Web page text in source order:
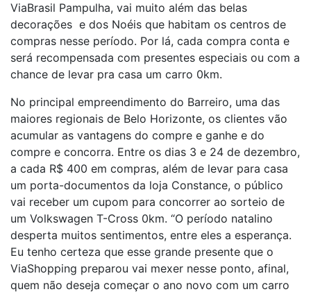
ViaBrasil Pampulha, vai muito além das belas
decorações e dos Noéis que habitam os centros de
compras nesse período. Por lá, cada compra conta e
será recompensada com presentes especiais ou com a
chance de levar pra casa um carro 0km.
No principal empreendimento do Barreiro, uma das
maiores regionais de Belo Horizonte, os clientes vão
acumular as vantagens do compre e ganhe e do
compre e concorra. Entre os dias 3 e 24 de dezembro,
a cada R$ 400 em compras, além de levar para casa
um porta-documentos da loja Constance, o público
vai receber um cupom para concorrer ao sorteio de
um Volkswagen T-Cross 0km. “O período natalino
desperta muitos sentimentos, entre eles a esperança.
Eu tenho certeza que esse grande presente que o
ViaShopping preparou vai mexer nesse ponto, afinal,
quem não deseja começar o ano novo com um carro